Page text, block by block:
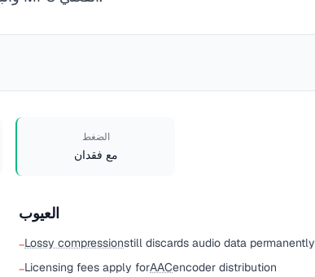
الضغط
مع فقدان
العيوب
−Lossy compressionstill discards audio data permanently
−Licensing fees apply forAACencoder distribution